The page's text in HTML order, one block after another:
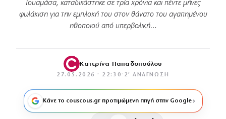
Ιουαμάσα, καταδικάστηκε σε τρία χρόνια και πέντε μήνες
φυλάκιση για την εμπλοκή του στον θάνατο του αγαπημένου
ηθοποιού από υπερβολική…
Κατερίνα Παπαδοπούλου
27.05.2026 · 22:30 · 2′ ΑΝΆΓΝΩΣΗ
Κάνε το couscous.gr προτιμώμενη πηγή στην Google